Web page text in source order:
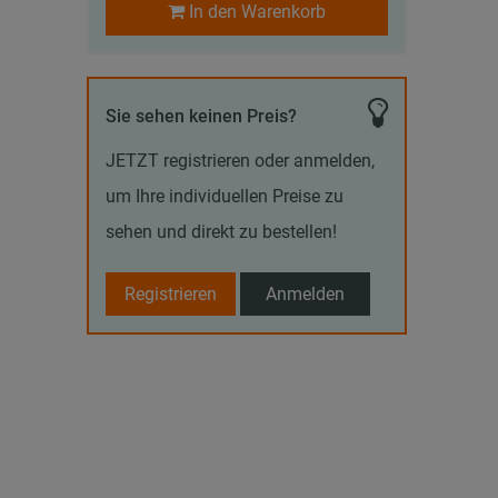
In den Warenkorb
Sie sehen keinen Preis?
JETZT registrieren oder anmelden,
um Ihre individuellen Preise zu
sehen und direkt zu bestellen!
Registrieren Anmelden